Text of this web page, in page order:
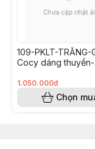
109-PKLT-TRẮNG-
Cocy dáng thuyền-
1.050.000đ
Chọn